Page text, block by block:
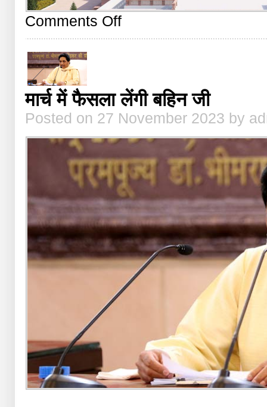
Comments Offon
प्रगट
मार्च में फैसला लेंगी बहिन जी
Posted on 27 November 2023 by